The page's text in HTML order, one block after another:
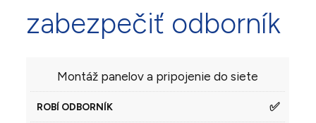
zabezpečiť odborník
ČINNOSŤ
ROBÍ
ODBORNÍK
MÔŽETE
PRIPRAVIŤ
Montáž panelov a pripojenie do siete
✅